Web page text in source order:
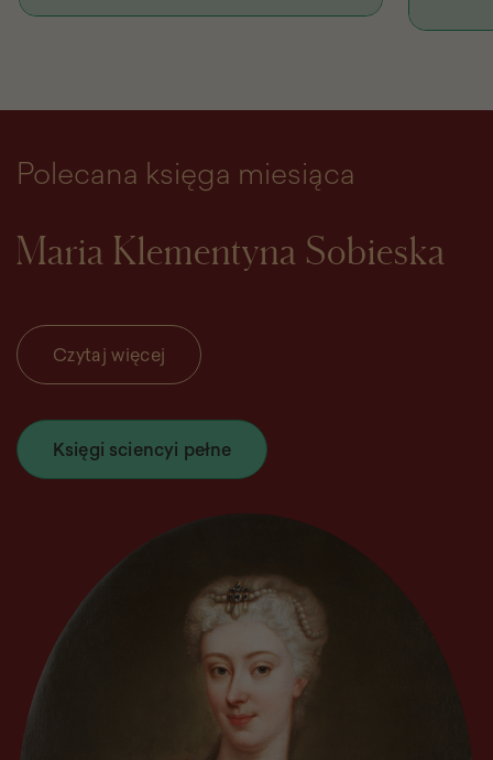
Polecana księga miesiąca
Maria Klementyna Sobieska
Czytaj więcej
Księgi sciencyi pełne